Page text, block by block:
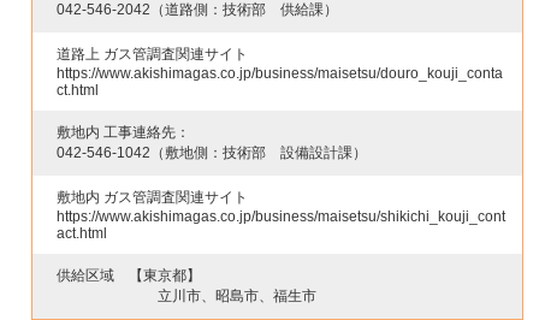
042-546-2042 （道路側：技術部 供給課）
道路上 ガス管調査関連サイト
https://www.akishimagas.co.jp/business/maisetsu/douro_kouji_conta
ct.html
敷地内 工事連絡先：
042-546-1042 （敷地側：技術部 設備設計課）
敷地内 ガス管調査関連サイト
https://www.akishimagas.co.jp/business/maisetsu/shikichi_kouji_cont
act.html
供給区域
【東京都】
立川市、昭島市、福生市